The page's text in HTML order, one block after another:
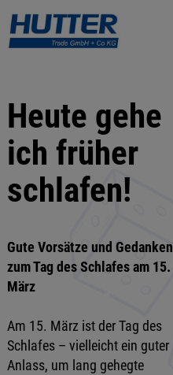
Heute gehe
ich früher
schlafen!
Gute Vorsätze und Gedanken
zum Tag des Schlafes am 15.
März
Am 15. März ist der Tag des
Schlafes – vielleicht ein guter
Anlass, um lang gehegte